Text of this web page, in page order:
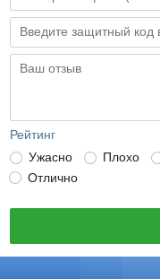
Рейтинг
Ужасно
Плохо
Отлично